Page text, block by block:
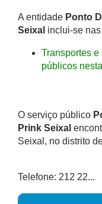
A entidade Ponto
Seixal inclui-se
Transportes
públicos
O serviço público
Prink Seixal
Seixal, no distrito
Telefone: 212 22...